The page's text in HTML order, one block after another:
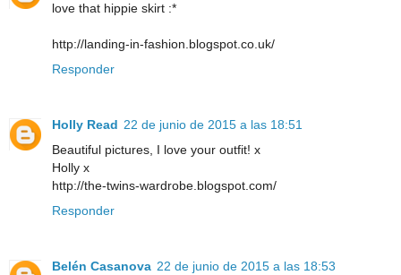
love that hippie skirt :*
http://landing-in-fashion.blogspot.co.uk/
Responder
Holly Read 22 de junio de 2015 a las 18:51
Beautiful pictures, I love your outfit! x
Holly x
http://the-twins-wardrobe.blogspot.com/
Responder
Belén Casanova 22 de junio de 2015 a las 18:53